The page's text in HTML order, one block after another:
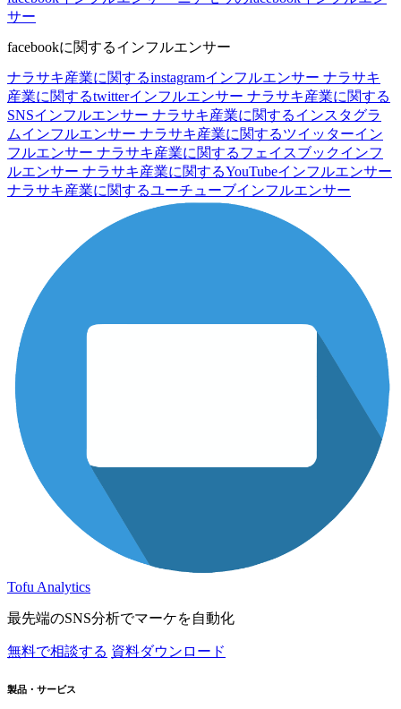
サー
facebookに関するインフルエンサー
ナラサキ産業に関するinstagramインフルエンサー ナラサキ
産業に関するtwitterインフルエンサー ナラサキ産業に関する
SNSインフルエンサー ナラサキ産業に関するインスタグラ
ムインフルエンサー ナラサキ産業に関するツイッターイン
フルエンサー ナラサキ産業に関するフェイスブックインフ
ルエンサー ナラサキ産業に関するYouTubeインフルエンサー
ナラサキ産業に関するユーチューブインフルエンサー
Tofu Analytics
最先端のSNS分析でマーケを自動化
無料で相談する 資料ダウンロード
製品・サービス